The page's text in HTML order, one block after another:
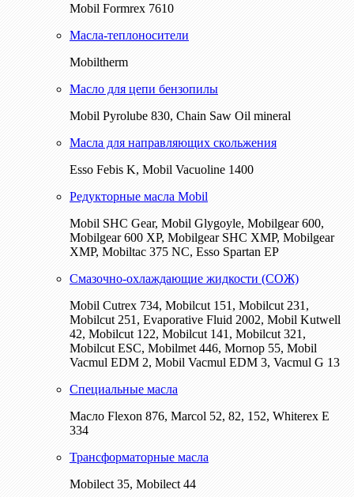
Mobil Formrex 7610
Масла-теплоносители
Mobiltherm
Масло для цепи бензопилы
Mobil Pyrolube 830, Chain Saw Oil mineral
Масла для направляющих скольжения
Esso Febis K, Mobil Vacuoline 1400
Редукторные масла Mobil
Mobil SHC Gear, Mobil Glygoyle, Mobilgear 600,
Mobilgear 600 XP, Mobilgear SHC XMP, Mobilgear
XМP, Mobiltac 375 NC, Esso Spartan EP
Смазочно-охлаждающие жидкости (СОЖ)
Mobil Cutrex 734, Mobilcut 151, Mobilcut 231,
Mobilcut 251, Evaporative Fluid 2002, Mobil Kutwell
42, Mobilcut 122, Mobilcut 141, Mobilcut 321,
Mobilcut ESC, Mobilmet 446, Mornop 55, Mobil
Vacmul EDM 2, Mobil Vacmul EDM 3, Vacmul G 13
Специальные масла
Масло Flexon 876, Marcol 52, 82, 152, Whiterex E
334
Трансформаторные масла
Mobilect 35, Mobilect 44